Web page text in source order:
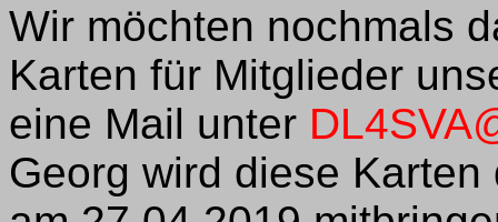
Wir möchten nochmals
Karten für Mitglieder
eine Mail unter
Georg wird diese